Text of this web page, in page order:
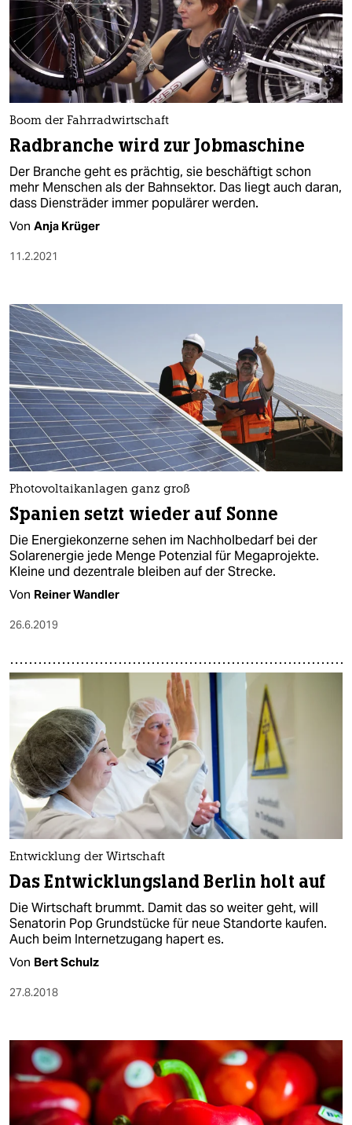
Boom der Fahrradwirtschaft
Radbranche wird zur Jobmaschine
Der Branche geht es prächtig, sie beschäftigt schon
mehr Menschen als der Bahnsektor. Das liegt auch daran,
dass Diensträder immer populärer werden.
Von Anja Krüger
11.2.2021
Photovoltaikanlagen ganz groß
Spanien setzt wieder auf Sonne
Die Energiekonzerne sehen im Nachholbedarf bei der
Solarenergie jede Menge Potenzial für Megaprojekte.
Kleine und dezentrale bleiben auf der Strecke.
Von Reiner Wandler
26.6.2019
Entwicklung der Wirtschaft
Das Entwicklungsland Berlin holt auf
Die Wirtschaft brummt. Damit das so weiter geht, will
Senatorin Pop Grundstücke für neue Standorte kaufen.
Auch beim Internetzugang hapert es.
Von Bert Schulz
27.8.2018